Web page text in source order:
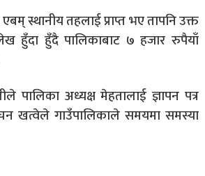
स्थानीय तहलाई प्राप्त भए तापनि उक्त
हुँदा हुँदै पालिकाबाट ७ हजार रुपैयाँ
अध्यक्ष मेहतालाई ज्ञापन पत्र
खत्वेले गाउँपालिकाले समयमा समस्या